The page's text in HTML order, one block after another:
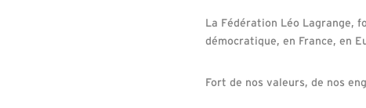
La Fédération Léo Lagrange,
démocratique, en France, en
Fort de nos valeurs, de nos